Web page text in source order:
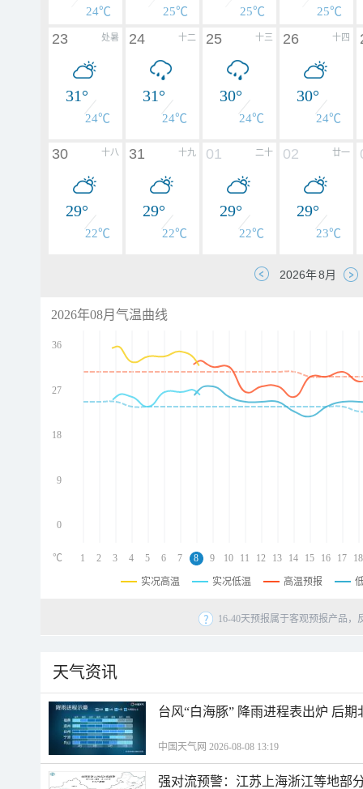
24℃ 25℃ 25℃ 25℃
处暑
23
31°
24℃
十二
24
31°
24℃
十三
25
30°
24℃
十四
26
30°
24℃
十八
30
29°
22℃
十九
31
29°
22℃
二十
01
29°
22℃
廿一
02
29°
23℃
2026年08月气温曲线
36
27
18
9
0
1 2 3 4 5 6 7 8 9 10 11 12 13 14 15 16 17 18
℃
实况高温 实况低温 高温预报
16-40天预报属于客观预报产品
天气资讯
台风“白海豚” 降雨进程表出炉 后
中国天气网 2026-08-08 13:19
强对流预警：江苏上海浙江等地部